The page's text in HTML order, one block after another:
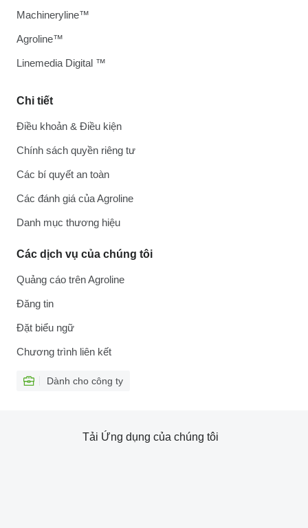
Chi tiết
Điều khoản & Điều kiện
Chính sách quyền riêng tư
Các bí quyết an toàn
Các đánh giá của Agroline
Danh mục thương hiệu
Các dịch vụ của chúng tôi
Quảng cáo trên Agroline
Đăng tin
Đặt biểu ngữ
Chương trình liên kết
Dành cho công ty
Machineryline™
Agroline™
Linemedia Digital ™
Tải Ứng dụng của chúng tôi